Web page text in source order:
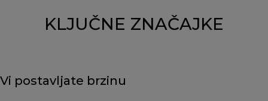
KLJUČNE ZNAČAJKE
Vi postavljate brzinu